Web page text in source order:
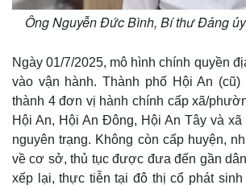
Ông Nguyễn Đức Bình, Bí thư Đảng
Ngày 01/7/2025, mô hình chính quyền
vào vận hành. Thành phố Hội An
thành 4 đơn vị hành chính cấp xã/
Hội An, Hội An Đông, Hội An Tây và
nguyên trạng. Không còn cấp huyện,
về cơ sở, thủ tục được đưa đến gần
xếp lại, thực tiễn tại đô thị cổ phát